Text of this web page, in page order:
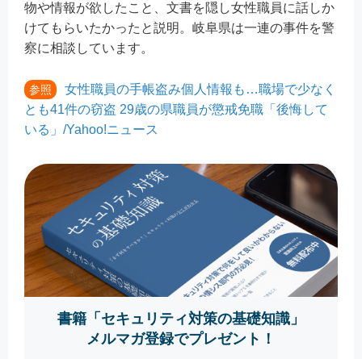
物や情報が欲したこと、文書を隠し女性職員に話しか
けてもらいたかったと説明。岐阜県は一連の事件を警
察に相談しています。
参照
女性職員の手帳盗み個人情報も…職場で少なく
とも41件の窃盗 29歳の県職員が懲戒免職「後悔して
いる」/Yahoo!ニュース
書籍「セキュリティ対策の基礎知識」
メルマガ登録でプレゼント！